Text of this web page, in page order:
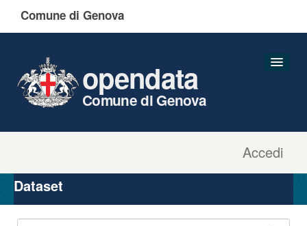
Comune di Genova
Accedi
opendata
Comune di Genova
Organizzazioni
Gruppi
Dataset